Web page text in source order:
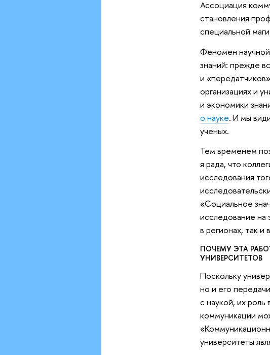
Ассоциация
становления
специальной
Феномен
знаний: прежде
и
организациях и
и экономики
о науке. И мы
ученых.
Тем временем
я рада, что
исследования
«Социальное
исследование на
в регионах, так и
ПОЧЕМУ ЭТА
УНИВЕРСИТЕТОВ
Поскольку
но и его
с наукой, их роль
коммуникации
университеты